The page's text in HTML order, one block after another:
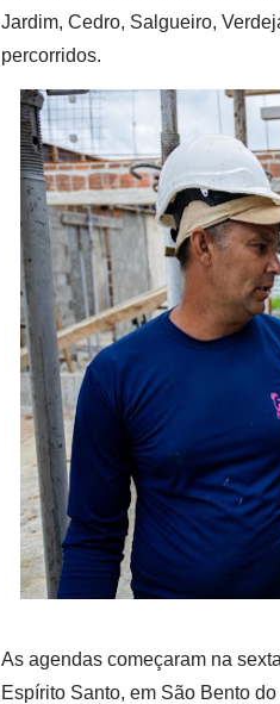
Jardim, Cedro, Salgueiro,
percorridos.
As agendas começaram na
Espírito Santo, em São Bento